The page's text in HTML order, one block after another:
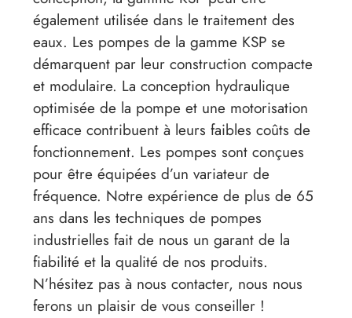
également utilisée dans le traitement des
eaux. Les pompes de la gamme KSP se
démarquent par leur construction compacte
et modulaire. La conception hydraulique
optimisée de la pompe et une motorisation
efficace contribuent à leurs faibles coûts de
fonctionnement. Les pompes sont conçues
pour être équipées d’un variateur de
fréquence. Notre expérience de plus de 65
ans dans les techniques de pompes
industrielles fait de nous un garant de la
fiabilité et la qualité de nos produits.
N’hésitez pas à nous contacter, nous nous
ferons un plaisir de vous conseiller !